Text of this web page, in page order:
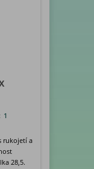
1
rukojetí a
28,5.